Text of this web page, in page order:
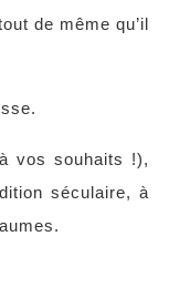
de même qu’il
vos souhaits !),
séculaire, à